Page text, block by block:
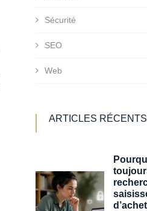
Sécurité
SEO
Web
ARTICLES RÉCENTS